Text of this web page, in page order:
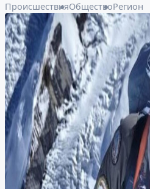
ПроисшествияОбществоРегион